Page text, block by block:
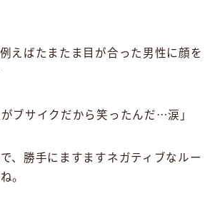
えばたまたま目が合った男性に顔を
ブサイクだから笑ったんだ⋯涙」
、勝手にますますネガティブなルー
。